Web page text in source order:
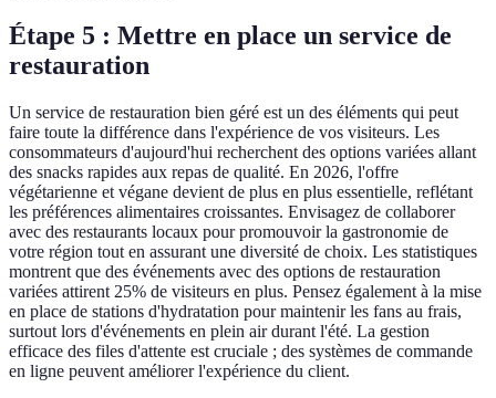
Étape 5 : Mettre en place un service de
restauration
Un service de restauration bien géré est un des éléments qui peut
faire toute la différence dans l'expérience de vos visiteurs. Les
consommateurs d'aujourd'hui recherchent des options variées allant
des snacks rapides aux repas de qualité. En 2026, l'offre
végétarienne et végane devient de plus en plus essentielle, reflétant
les préférences alimentaires croissantes. Envisagez de collaborer
avec des restaurants locaux pour promouvoir la gastronomie de
votre région tout en assurant une diversité de choix. Les statistiques
montrent que des événements avec des options de restauration
variées attirent 25% de visiteurs en plus. Pensez également à la mise
en place de stations d'hydratation pour maintenir les fans au frais,
surtout lors d'événements en plein air durant l'été. La gestion
efficace des files d'attente est cruciale ; des systèmes de commande
en ligne peuvent améliorer l'expérience du client.